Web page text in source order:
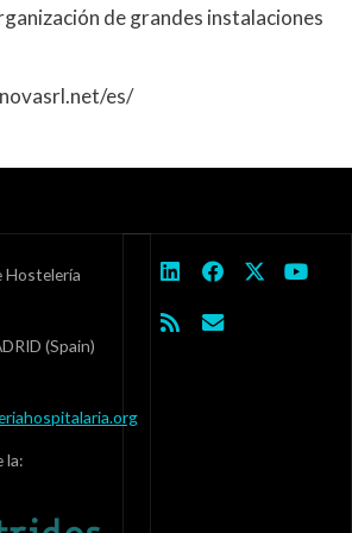
de grandes instalaciones
es/
Hostelería
(Spain)
la: